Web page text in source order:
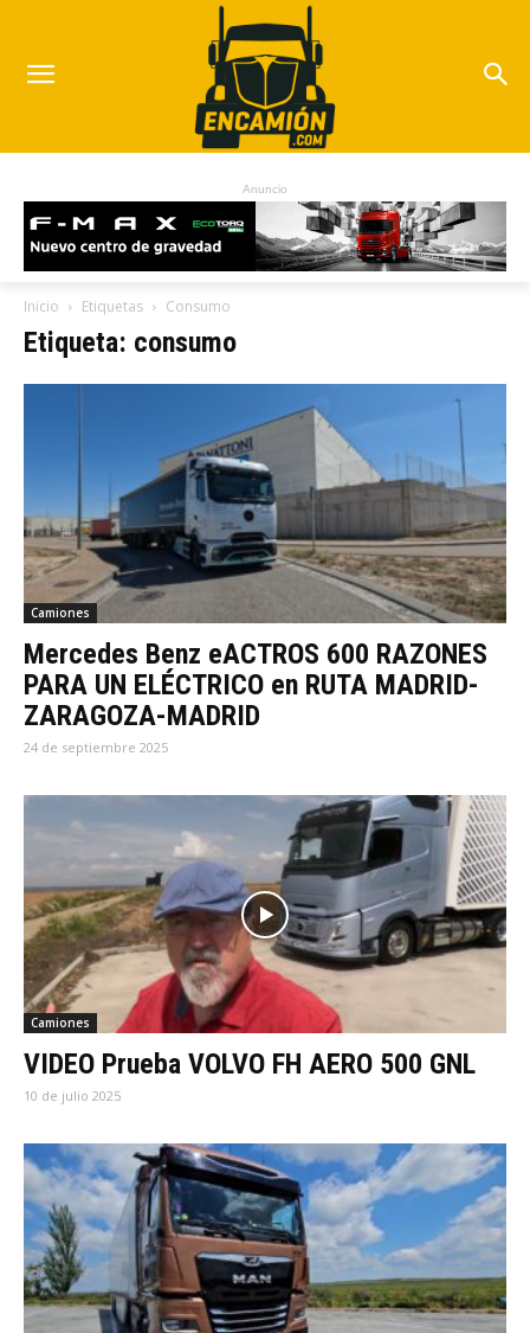
Anuncio
Inicio Etiquetas Consumo
Etiqueta: consumo
Camiones
Mercedes Benz eACTROS 600 RAZONES
PARA UN ELÉCTRICO en RUTA MADRID-
ZARAGOZA-MADRID
24 de septiembre 2025
Camiones
VIDEO Prueba VOLVO FH AERO 500 GNL
10 de julio 2025